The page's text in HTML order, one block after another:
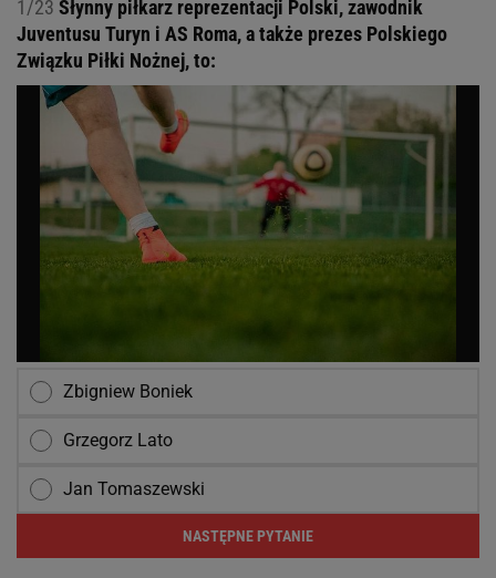
1/23 Słynny piłkarz reprezentacji Polski, zawodnik
Juventusu Turyn i AS Roma, a także prezes Polskiego
Związku Piłki Nożnej, to:
Zbigniew Boniek
Grzegorz Lato
Jan Tomaszewski
NASTĘPNE PYTANIE